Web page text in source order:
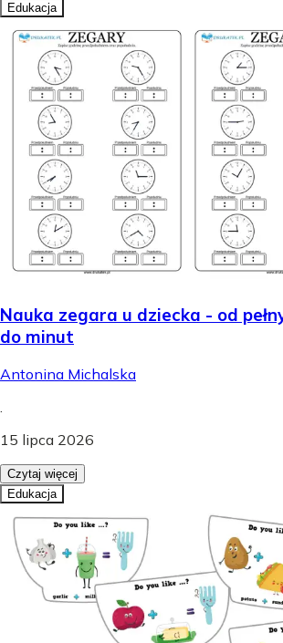
Edukacja
Nauka zegara u dziecka - od
do minut
Antonina Michalska
.
15 lipca 2026
Czytaj więcej
Edukacja